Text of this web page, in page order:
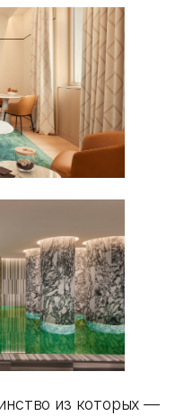
из которых —